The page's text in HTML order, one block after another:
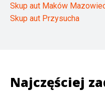
Skup aut Maków
Skup aut Przysucha
Najczęściej